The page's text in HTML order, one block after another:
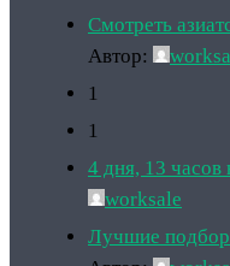
Смотреть
Автор:
1
1
4 дня, 13 часов
worksale
Лучшие